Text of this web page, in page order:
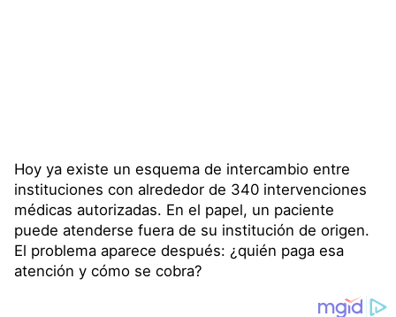
Hoy ya existe un esquema de intercambio entre
instituciones con alrededor de 340 intervenciones
médicas autorizadas. En el papel, un paciente
puede atenderse fuera de su institución de origen.
El problema aparece después: ¿quién paga esa
atención y cómo se cobra?